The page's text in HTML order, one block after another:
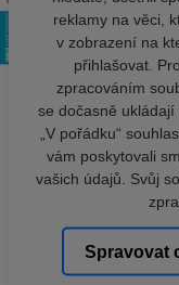
reklamy na věci,
v zobrazení na
přihlašovat.
zpracováním
se dočasně
„V pořádku“
vám poskytovali
vašich údajů. Svůj
Spravovat